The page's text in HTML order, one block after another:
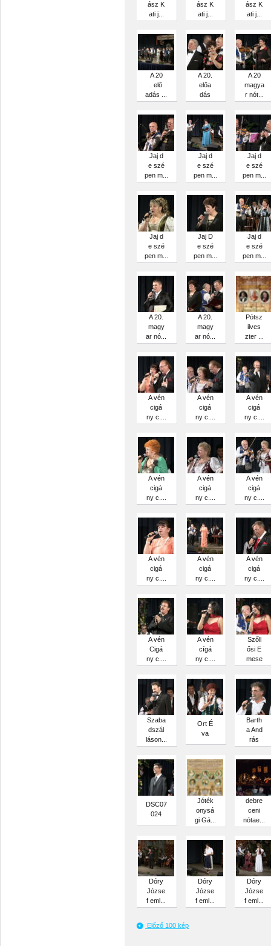
ász K
ati j...
ász K
ati j...
ász K
ati j...
A 20
. elő
adás ...
A 20.
előa
dás
A 20
magya
r nót...
Jaj d
e szé
pen m...
Jaj d
e szé
pen m...
Jaj d
e szé
pen m...
Jaj d
e szé
pen m...
Jaj D
e szé
pen m...
Jaj d
e szé
pen m...
A 20.
magy
ar nó...
A 20.
magy
ar nó...
Pótsz
ilves
zter ...
A vén
cigá
ny c....
A vén
cigá
ny c....
A vén
cigá
ny c....
A vén
cigá
ny c....
A vén
cigá
ny c....
A vén
cigá
ny c....
A vén
cigá
ny c....
A vén
cigá
ny c....
A vén
cigá
ny c....
A vén
Cigá
ny c....
A vén
cígá
ny c....
Szőll
ősi E
mese
Szaba
dszál
láson...
Ort É
va
Barth
a And
rás
DSC07
024
Jóték
onysá
gi Gá...
debre
ceni
nótae...
Dóry
Józse
f eml...
Dóry
Józse
f eml...
Dóry
Józse
f eml...
Előző 100 kép